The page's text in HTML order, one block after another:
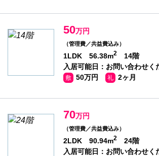
50万円
（管理費／共益費込み）
1LDK 56.38m2
14階
入居可能日：お問い合わせく
敷 50万円 礼 2ヶ月
70万円
（管理費／共益費込み）
2LDK 90.94m2
24階
入居可能日：お問い合わせく